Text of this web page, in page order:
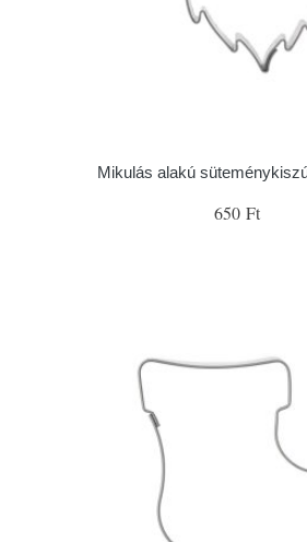
Mikulás alakú
650 Ft